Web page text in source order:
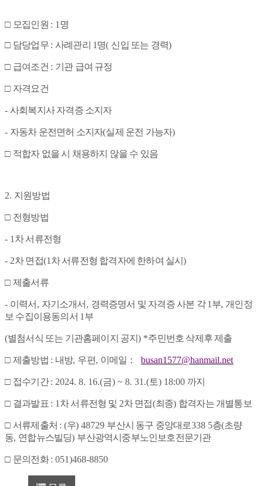
□ 모집인원 : 1 명
□ 담당업무 : 사례관리 1명( 신입 또는 경력)
□ 급여조건 : 기관 급여 규정
□ 자격요건
- 사회복지사 자격증 소지자
- 자동차 운전면허 소지자(실제 운전 가능자)
□ 적합자 없을 시 채용하지 않을 수 있음
2. 지원방법
□ 전형방법
- 1 차 서류전형
- 2차 면접(1 차 서류전형 합격자에 한하여 실시)
□ 제출서류
- 이력서 , 자기소개서 , 경력증명서 및 자격증 사본 각1 부, 개인정
보 수집이용동의서 1 부
(별첨서식 또는 기관홈페이지 공지) *주민번호 삭제후 제출
□ 제출방법 : 내방, 우편, 이메일 ： busan1577@hanmail.net
□ 접수기간: 2024. 8. 16.(금) ~ 8. 31.(토) 18:00 까지
□ 결과발표 : 1 차 서류전형 및 2차 면접(최종) 합격자는 개별통보
□ 서류제출처 : (우) 48729 부산시 동구 중앙대로338 5층(초량
동, 연합뉴스빌딩) 부산광역시중부노인보호전문기관
□ 문의전화: 051)468-8850